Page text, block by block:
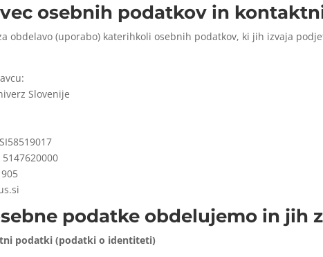
osebnih podatkov in
obdelavo (uporabo) katerihkoli osebnih podatkov, ki jih izvaja
Slovenije
podatke obdelujemo in jih
podatki (podatki o identiteti)